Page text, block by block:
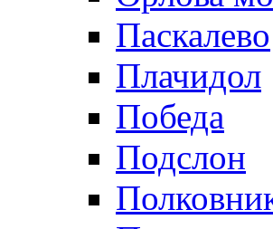
Паскалево
Плачидол
Победа
Подслон